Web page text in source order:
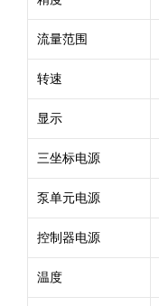
流量范围
转速
显示
三坐标电源
泵单元电源
控制器电源
温度